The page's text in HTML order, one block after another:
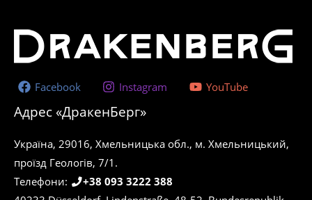
Facebook Instagram YouTube
Адрес «ДракенБерг»
Україна, 29016, Хмельницька обл., м. Хмельницький,
проїзд Геологів, 7/1.
Телефони:
+38 093 3222 388